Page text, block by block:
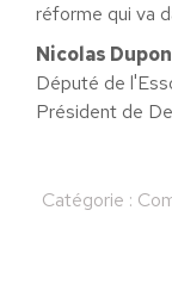
réforme qui va
Nicolas
Député de
Président de
Catégorie :